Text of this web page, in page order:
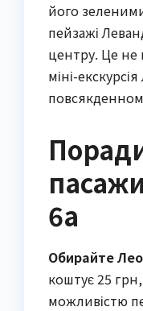
його
пейзажі
центру. Це не
міні-
6а
Обирайте
коштує 25
можливістю